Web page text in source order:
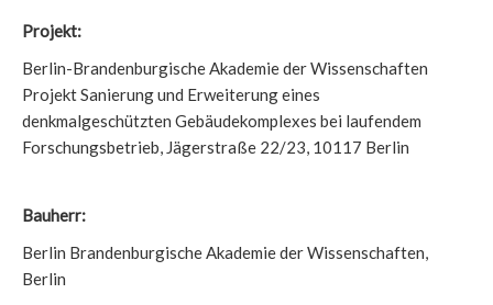
Projekt:
Berlin-Brandenburgische Akademie der Wissenschaften
Projekt Sanierung und Erweiterung eines
denkmalgeschützten Gebäudekomplexes bei laufendem
Forschungsbetrieb, Jägerstraße 22/23, 10117 Berlin
Bauherr:
Berlin Brandenburgische Akademie der Wissenschaften,
Berlin